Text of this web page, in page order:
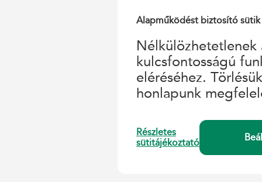
Alapműködést biztosító sütik
kulcsfontosságú
eléréséhez.
honlapunk
Részletes
sütitájékoztató